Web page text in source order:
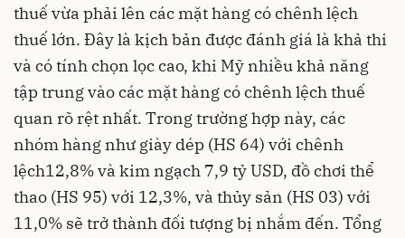
thuế vừa phải lên các mặt hàng có chênh lệch
thuế lớn. Đây là kịch bản được đánh giá là khả thi
và có tính chọn lọc cao, khi Mỹ nhiều khả năng
tập trung vào các mặt hàng có chênh lệch thuế
quan rõ rệt nhất. Trong trường hợp này, các
nhóm hàng như giày dép (HS 64) với chênh
lệch12,8% và kim ngạch 7,9 tỷ USD, đồ chơi thể
thao (HS 95) với 12,3%, và thủy sản (HS 03) với
11,0% sẽ trở thành đối tượng bị nhắm đến. Tổng